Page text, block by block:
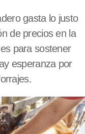
gasta lo justo
de precios en la
para sostener
esperanza por